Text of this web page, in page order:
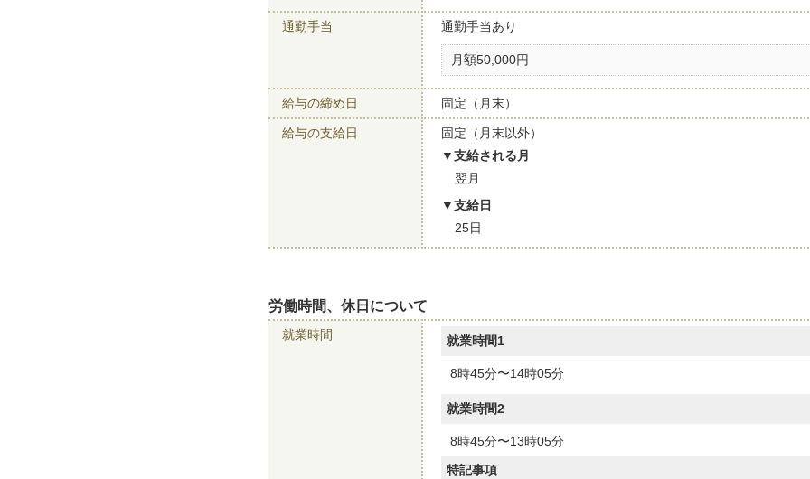
通勤手当 通勤手当あり
月額50,000円
給与の締め日 固定（月末）
給与の支給日
固定（月末以外）
支給される月
翌月
支給日
25日
労働時間、休日について
就業時間 就業時間1
8時45分〜14時05分
就業時間2
8時45分〜13時05分
特記事項